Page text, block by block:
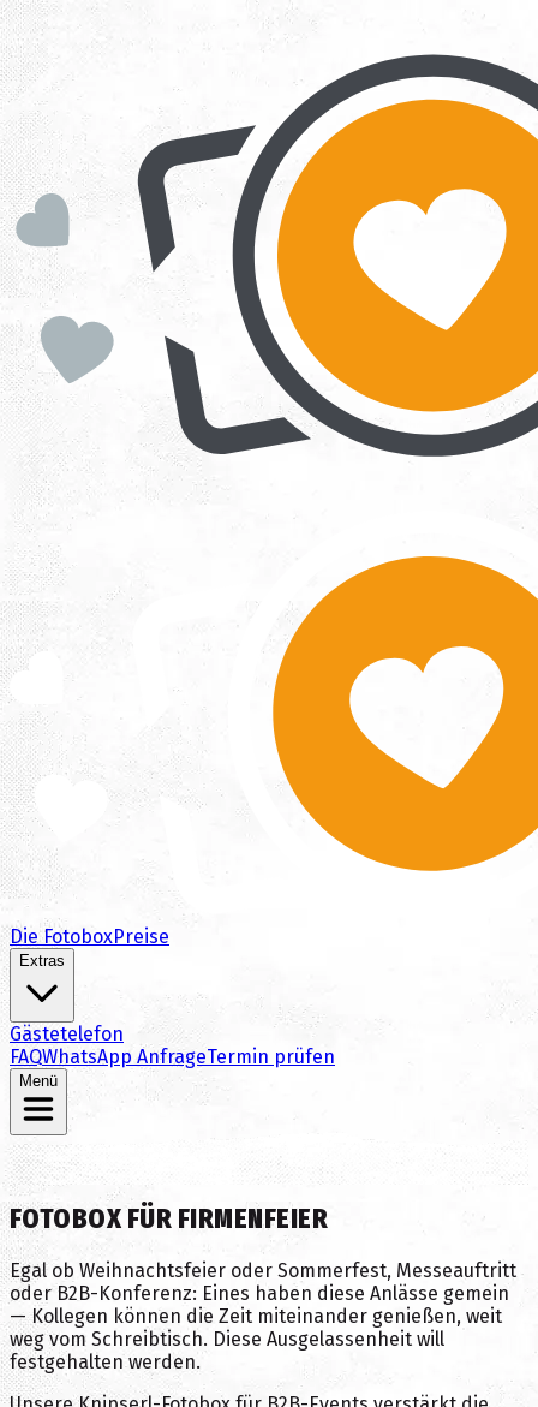
Die FotoboxPreise
Extras
Gästetelefon
FAQWhatsApp AnfrageTermin prüfen
Menü
B2B-Events, die in Erinnerung bleiben
FOTOBOX FÜR FIRMENFEIER
Egal ob Weihnachtsfeier oder Sommerfest, Messeauftritt
oder B2B-Konferenz: Eines haben diese Anlässe gemein
— Kollegen können die Zeit miteinander genießen, weit
weg vom Schreibtisch. Diese Ausgelassenheit will
festgehalten werden.